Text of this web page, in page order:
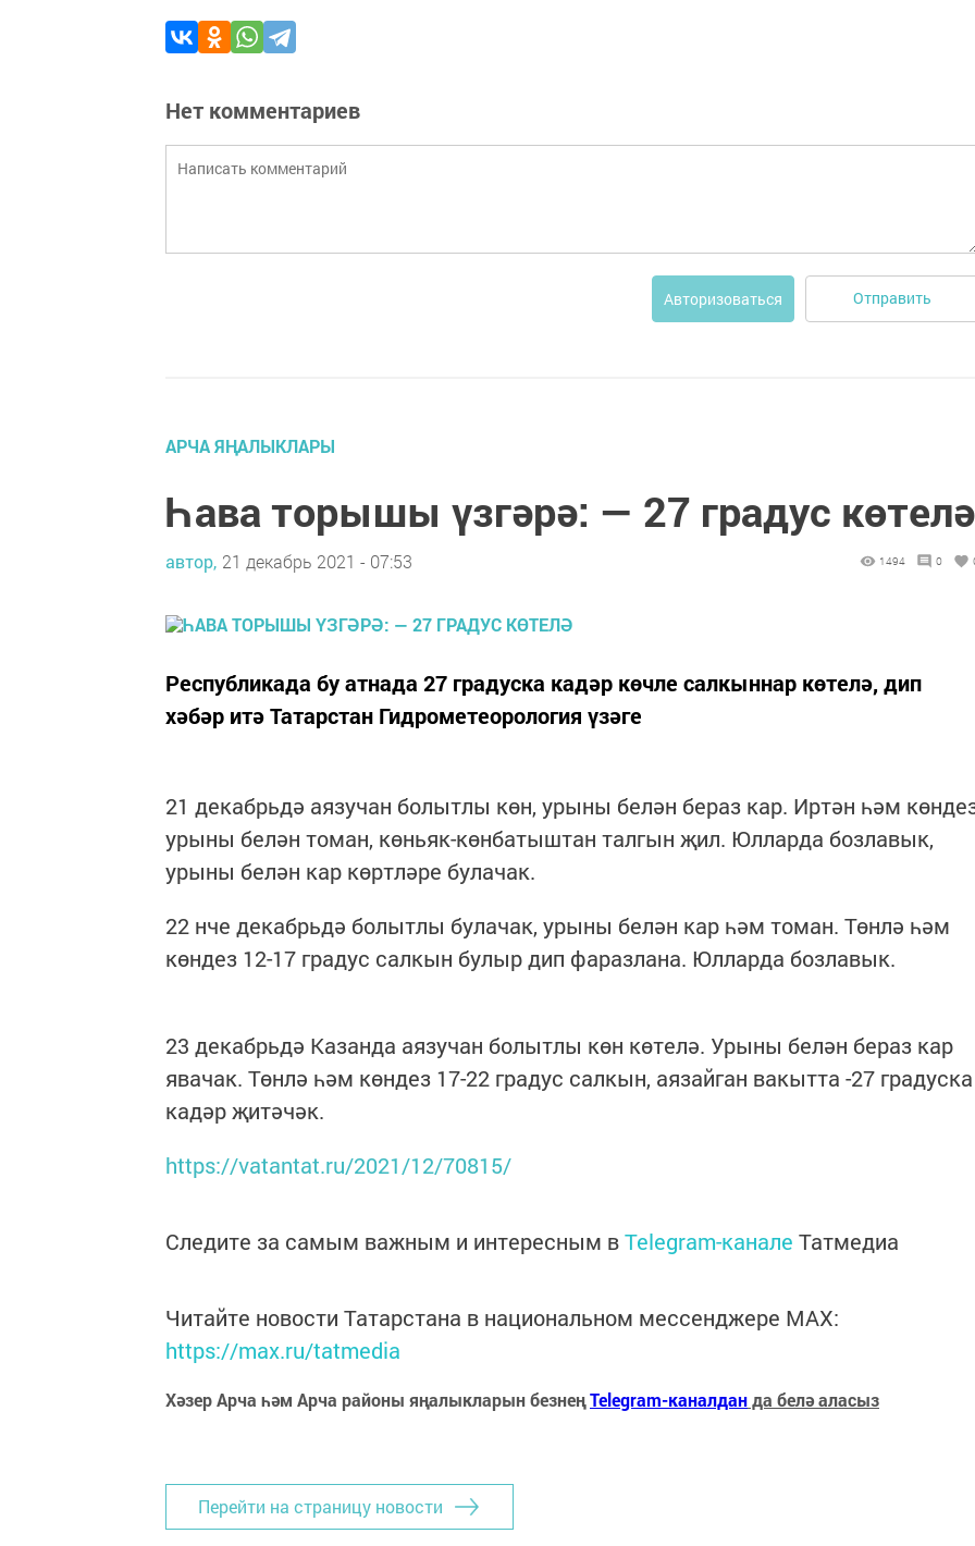
Нет комментариев
Авторизоваться Отправить
АРЧА ЯҢАЛЫКЛАРЫ
Һава торышы үзгәрә: — 27 градус көтелә
автор, 21 декабрь 2021 - 07:53 1494 0
Республикада бу атнада 27 градуска кадәр көчле салкыннар көтелә, дип
хәбәр итә Татарстан Гидрометеорология үзәге
21 декабрьдә аязучан болытлы көн, урыны белән бераз кар. Иртән һәм
урыны белән томан, көньяк-көнбатыштан талгын җил. Юлларда бозлавык,
урыны белән кар көртләре булачак.
22 нче декабрьдә болытлы булачак, урыны белән кар һәм томан. Төнлә һәм
көндез 12-17 градус салкын булыр дип фаразлана. Юлларда бозлавык.
23 декабрьдә Казанда аязучан болытлы көн көтелә. Урыны белән бераз кар
явачак. Төнлә һәм көндез 17-22 градус салкын, аязайган вакытта -27 градуска
кадәр җитәчәк.
https://vatantat.ru/2021/12/70815/
Следите за самым важным и интересным вTelegram-канале Татмедиа
Читайте новости Татарстана в национальном мессенджере MАХ:
https://max.ru/tatmedia
Хәзер Арча һәм Арча районы яңалыкларын безнеңTelegram-каналданда белә аласыз
Перейти на страницу новости